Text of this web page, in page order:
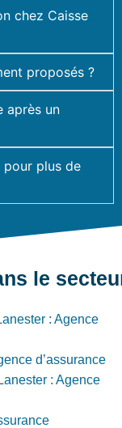
chez Caisse
proposés ?
après un
pour plus de
le
: Agence
d’assurance
: Agence